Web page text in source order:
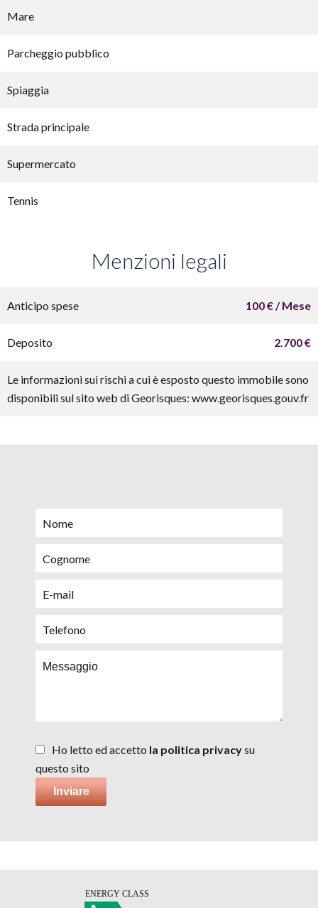
Mare
Parcheggio pubblico
Spiaggia
Strada principale
Supermercato
Tennis
Menzioni legali
Anticipo spese 100 € / Mese
Deposito 2.700 €
Le informazioni sui rischi a cui è esposto questo immobile sono
disponibili sul sito web di Georisques: www.georisques.gouv.fr
Ho letto ed accetto la politica privacysu
questo sito
Inviare